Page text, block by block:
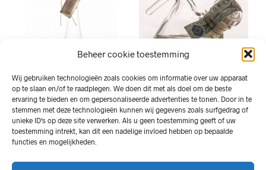
Beheer cookie toestemming
Wij gebruiken technologieën zoals cookies om informatie over uw apparaat
op te slaan en/of te raadplegen. We doen dit met als doel om de beste
ervaring te bieden en om gepersonaliseerde advertenties te tonen. Door in te
stemmen met deze technologieën kunnen wij gegevens zoals surfgedrag of
unieke ID's op deze site verwerken. Als u geen toestemming geeft of uw
toestemming intrekt, kan dit een nadelige invloed hebben op bepaalde
functies en mogelijkheden.
Tranquillini – Trentina – 20
cl
€12,50
Tranquillini – Moscato –
20 cl